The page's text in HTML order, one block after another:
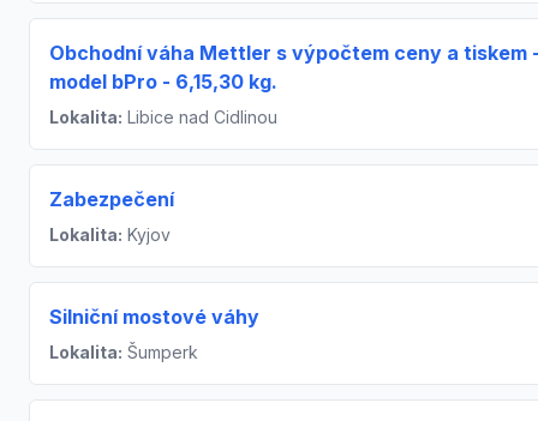
Obchodní váha Mettler s výpočtem ceny a tiskem
model bPro - 6,15,30 kg.
Lokalita: Libice nad Cidlinou
Zabezpečení
Lokalita: Kyjov
Silniční mostové váhy
Lokalita: Šumperk